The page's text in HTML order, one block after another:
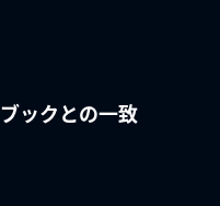
ブックとの一致